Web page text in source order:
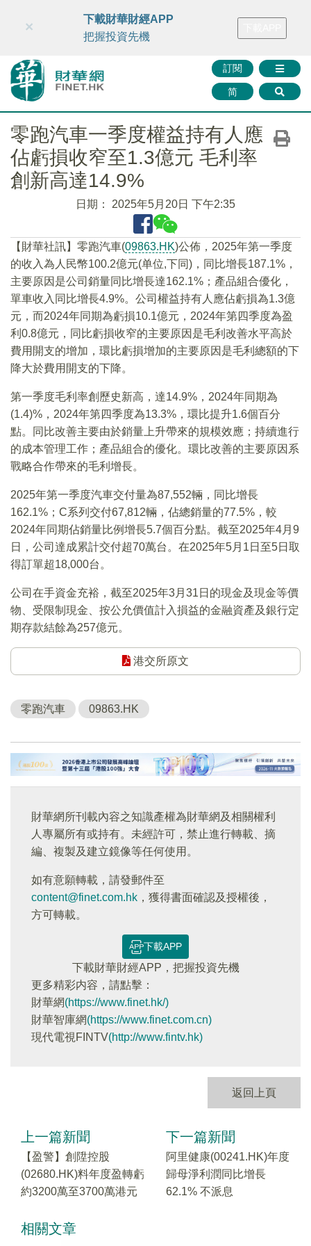
財華智庫網 FINTV FINMETA 財華證券 媒體矩陣
訂閱
简
×
下載財華財經APP
把握投資先機
零跑汽車一季度權益持有人應
佔虧損收窄至1.3億元 毛利率
創新高達14.9%
日期： 2025年5月20日 下午2:35
【財華社訊】零跑汽車(09863.HK)公佈，2025年第一季度
的收入為人民幣100.2億元(单位,下同)，同比增長187.1%，
主要原因是公司銷量同比增長達162.1%；產品組合優化，
單車收入同比增長4.9%。公司權益持有人應佔虧損為1.3億
元，而2024年同期為虧損10.1億元，2024年第四季度為盈
利0.8億元，同比虧損收窄的主要原因是毛利改善水平高於
費用開支的增加，環比虧損增加的主要原因是毛利總額的下
降大於費用開支的下降。
第一季度毛利率創歷史新高，達14.9%，2024年同期為
(1.4)%，2024年第四季度為13.3%，環比提升1.6個百分
點。同比改善主要由於銷量上升帶來的規模效應；持續進行
的成本管理工作；產品組合的優化。環比改善的主要原因系
戰略合作帶來的毛利增長。
2025年第一季度汽車交付量為87,552輛，同比增長
162.1%；C系列交付67,812輛，佔總銷量的77.5%，較
2024年同期佔銷量比例增長5.7個百分點。截至2025年4月9
日，公司達成累計交付超70萬台。在2025年5月1日至5日取
得訂單超18,000台。
公司在手資金充裕，截至2025年3月31日的現金及現金等價
物、受限制現金、按公允價值計入損益的金融資產及銀行定
期存款結餘為257億元。
港交所原文
零跑汽車 09863.HK
財華網所刊載內容之知識產權為財華網及相關權利
人專屬所有或持有。未經許可，禁止進行轉載、摘
編、複製及建立鏡像等任何使用。
如有意願轉載，請發郵件至
content@finet.com.hk ，獲得書面確認及授權後，
方可轉載。
下載APP
下載財華財經APP，把握投資先機
更多精彩内容，請點擊：
財華網(https://www.finet.hk/)
財華智庫網(https://www.finet.com.cn)
現代電視FINTV(http://www.fintv.hk)
返回上頁
上一篇新聞
【盈警】創陞控股
(02680.HK)料年度盈轉虧
約3200萬至3700萬港元
下一篇新聞
阿里健康(00241.HK)年度
歸母淨利潤同比增長
62.1% 不派息
相關文章